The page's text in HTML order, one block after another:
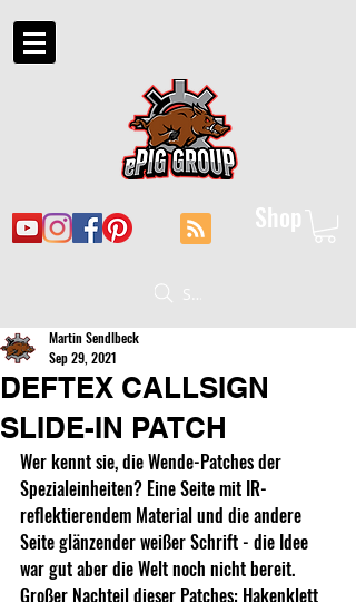
Shop
Suche
DEFTEX CALLSIGN
SLIDE-IN PATCH
Martin Sendlbeck
Sep 29, 2021
Wer kennt sie, die Wende-Patches der
Spezialeinheiten? Eine Seite mit IR-
reflektierendem Material und die andere
Seite glänzender weißer Schrift - die Idee
war gut aber die Welt noch nicht bereit.
Großer Nachteil dieser Patches: Hakenklett